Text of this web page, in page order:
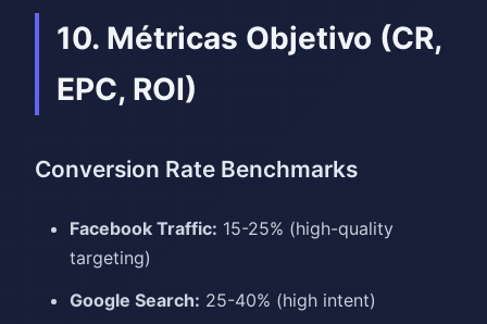
10. Métricas Objetivo (CR,
EPC, ROI)
Conversion Rate Benchmarks
Facebook Traffic: 15-25% (high-quality
targeting)
Google Search: 25-40% (high intent)